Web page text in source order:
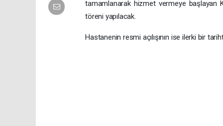
tamamlanarak hizmet vermeye başlayan
töreni yapılacak.
Hastanenin resmi açılışının ise ilerki bir